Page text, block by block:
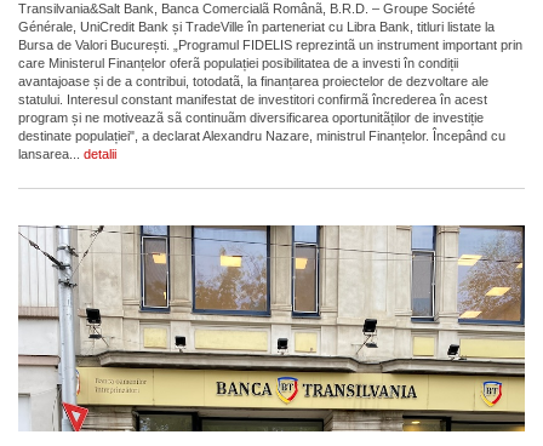
Transilvania&Salt Bank, Banca Comercialã Românã, B.R.D. – Groupe Société
Générale, UniCredit Bank și TradeVille în parteneriat cu Libra Bank, titluri listate la
Bursa de Valori București. „Programul FIDELIS reprezintã un instrument important prin
care Ministerul Finanțelor oferã populației posibilitatea de a investi în condiții
avantajoase și de a contribui, totodatã, la finanțarea proiectelor de dezvoltare ale
statului. Interesul constant manifestat de investitori confirmã încrederea în acest
program și ne motiveazã sã continuãm diversificarea oportunitãților de investiție
destinate populației", a declarat Alexandru Nazare, ministrul Finanțelor. Începând cu
lansarea... detalii